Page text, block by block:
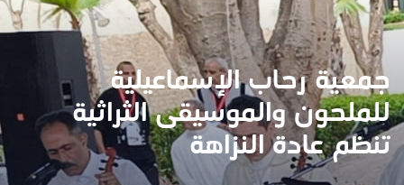
جمعية رحاب الإسماعيلية
للملحون والموسيقى الثراثية
تنظم عادة النزاهة